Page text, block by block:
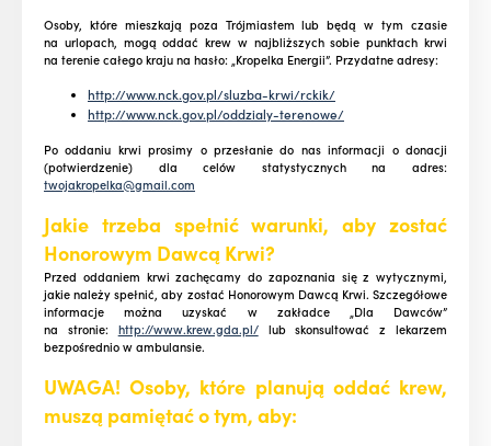
Osoby, które mieszkają poza Trójmiastem lub będą w tym czasie
na urlopach, mogą oddać krew w najbliższych sobie punktach krwi
na terenie całego kraju na hasło: „Kropelka Energii”. Przydatne adresy:
http://www.nck.gov.pl/sluzba-krwi/rckik/
http://www.nck.gov.pl/oddzialy-terenowe/
Po oddaniu krwi prosimy o przesłanie do nas informacji o donacji
(potwierdzenie) dla celów statystycznych na adres:
twojakropelka@gmail.com
Jakie trzeba spełnić warunki, aby zostać
Honorowym Dawcą Krwi?
Przed oddaniem krwi zachęcamy do zapoznania się z wytycznymi,
jakie należy spełnić, aby zostać Honorowym Dawcą Krwi. Szczegółowe
informacje można uzyskać w zakładce „Dla Dawców”
na stronie: http://www.krew.gda.pl/lub skonsultować z lekarzem
bezpośrednio w ambulansie.
UWAGA! Osoby, które planują oddać krew,
muszą pamiętać o tym, aby: